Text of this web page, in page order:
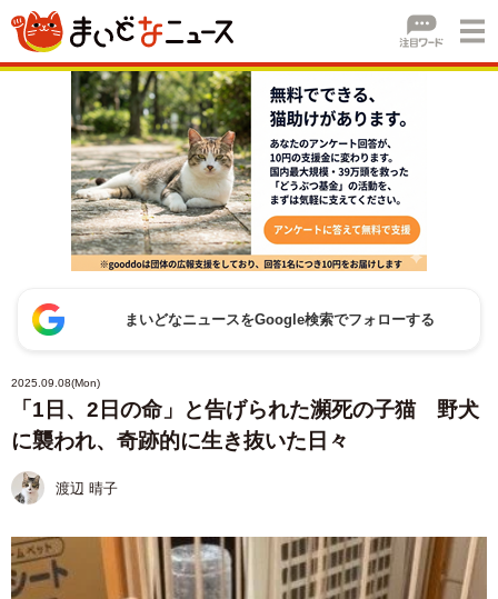
まいどなニュースをGoogle検索でフォローする
2025.09.08(Mon)
「1日、2日の命」と告げられた瀕死の子猫 野犬
に襲われ、奇跡的に生き抜いた日々
渡辺 晴子